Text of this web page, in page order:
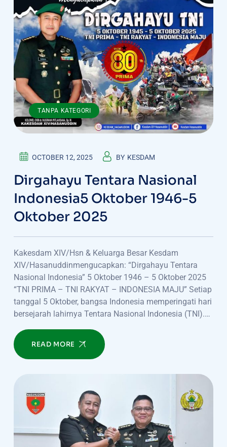
TANPA KATEGORI
OCTOBER 12, 2025 BY KESDAM
Dirgahayu Tentara Nasional
Indonesia5 Oktober 1946-5
Oktober 2025
Kakesdam XIV/Hsn & Keluarga Besar Kesdam
XIV/Hasanuddinmengucapkan: “Dirgahayu Tentara
Nasional Indonesia” 5 Oktober 1946 – 5 Oktober 2025
“TNI PRIMA – TNI RAKYAT – INDONESIA MAJU” Setiap
tanggal 5 Oktober, bangsa Indonesia memperingati hari
bersejarah lahirnya Tentara Nasional Indonesia (TNI).…
READ MORE